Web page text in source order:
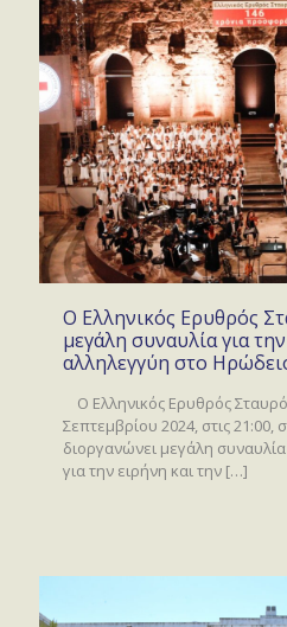
Ο Ελληνικός Ερυθρός
μεγάλη συναυλία για
αλληλεγγύη στο
Ο Ελληνικός Ερυθρός
Σεπτεμβρίου 2024, στις 21:00,
διοργανώνει μεγάλη
για την ειρήνη και την […]